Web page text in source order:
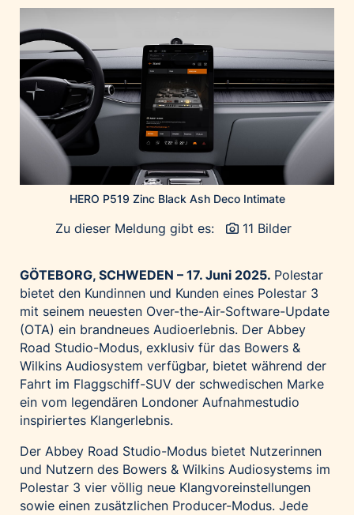
JP Immobilien
JYSK
Kroatische Zentrale für Tourismus
List Holding Gruppe
Marble House
Microsoft
Muse Electronics
öbv – Österreichischer Bundesverlag
Ökopharm
Palfinger AG
Polestar
REXEL Austria
Starbucks
Tante Fanny
Vollpension
win2day
HERO P519 Zinc Black Ash Deco Intimate
Zu dieser Meldung gibt es: 11 Bilder
GÖTEBORG, SCHWEDEN – 17. Juni 2025. Polestar
bietet den Kundinnen und Kunden eines Polestar 3
mit seinem neuesten Over-the-Air-Software-Update
(OTA) ein brandneues Audioerlebnis. Der Abbey
Road Studio-Modus, exklusiv für das Bowers &
Wilkins Audiosystem verfügbar, bietet während der
Fahrt im Flaggschiff-SUV der schwedischen Marke
ein vom legendären Londoner Aufnahmestudio
inspiriertes Klangerlebnis.
Der Abbey Road Studio-Modus bietet Nutzerinnen
und Nutzern des Bowers & Wilkins Audiosystems im
Polestar 3 vier völlig neue Klangvoreinstellungen
sowie einen zusätzlichen Producer-Modus. Jede